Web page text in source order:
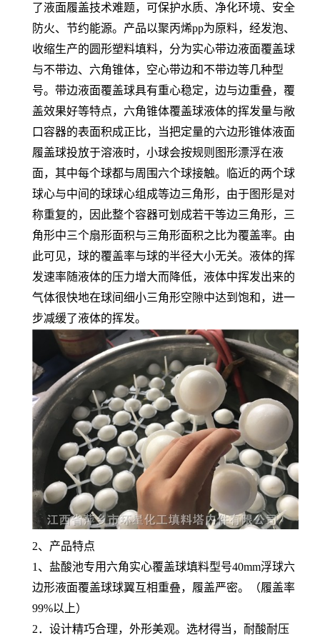
了液面履盖技术难题，可保护水质、净化环境、安全
防火、节约能源。产品以聚丙烯pp为原料，经发泡、
收缩生产的圆形塑料填料，分为实心带边液面覆盖球
与不带边、六角锥体，空心带边和不带边等几种型
号。带边液面覆盖球具有重心稳定，边与边重叠，覆
盖效果好等特点，六角锥体覆盖球液体的挥发量与敞
口容器的表面积成正比，当把定量的六边形锥体液面
履盖球投放于溶液时，小球会按规则图形漂浮在液
面，其中每个球都与周围六个球接触。临近的两个球
球心与中间的球球心组成等边三角形，由于图形是对
称重复的，因此整个容器可划成若干等边三角形，三
角形中三个扇形面积与三角形面积之比为覆盖率。由
此可见，球的覆盖率与球的半径大小无关。液体的挥
发速率随液体的压力增大而降低，液体中挥发出来的
气体很快地在球间细小三角形空隙中达到饱和，进一
步减缓了液体的挥发。
2、产品特点
1、盐酸池专用六角实心覆盖球填料型号40mm浮球六
边形液面覆盖球球翼互相重叠，履盖严密。（履盖率
99%以上）
2．设计精巧合理，外形美观。选材得当，耐酸耐压